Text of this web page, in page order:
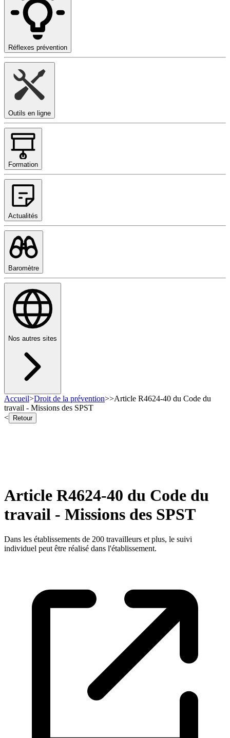
Réflexes prévention
Outils en ligne
Formation
Actualités
Baromètre
Nos autres sites
Accueil>Droit de la prévention>>Article R4624-40 du Code du
travail - Missions des SPST
<
Retour
Article R4624-40 du Code du
travail - Missions des SPST
Dans les établissements de 200 travailleurs et plus, le suivi
individuel peut être réalisé dans l'établissement.